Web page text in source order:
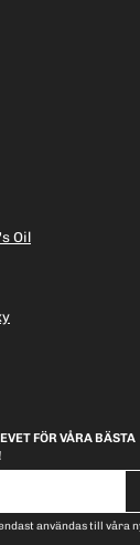
Oil
FÖR VÅRA BÄSTA
användas till våra